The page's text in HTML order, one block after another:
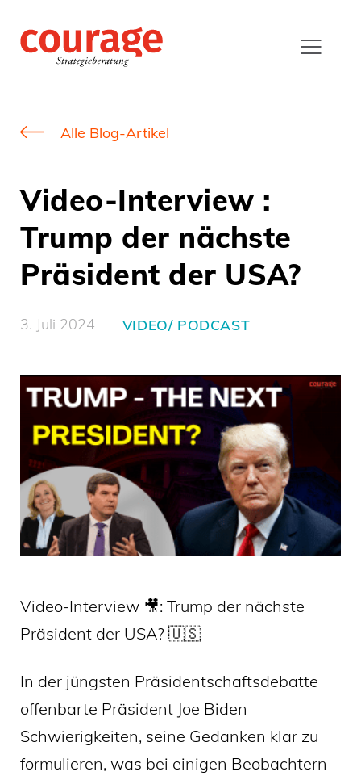
Alle Blog-Artikel
Video-Interview :
Trump der nächste
Präsident der USA?
3. Juli 2024 VIDEO/ PODCAST
Video-Interview 🎥: Trump der nächste
Präsident der USA? 🇺🇸
In der jüngsten Präsidentschaftsdebatte
offenbarte Präsident Joe Biden
Schwierigkeiten, seine Gedanken klar zu
formulieren, was bei einigen Beobachtern